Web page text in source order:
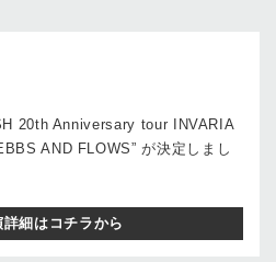
20th Anniversary tour INVARIA
AND FLOWS” が決定しまし
細はコチラから